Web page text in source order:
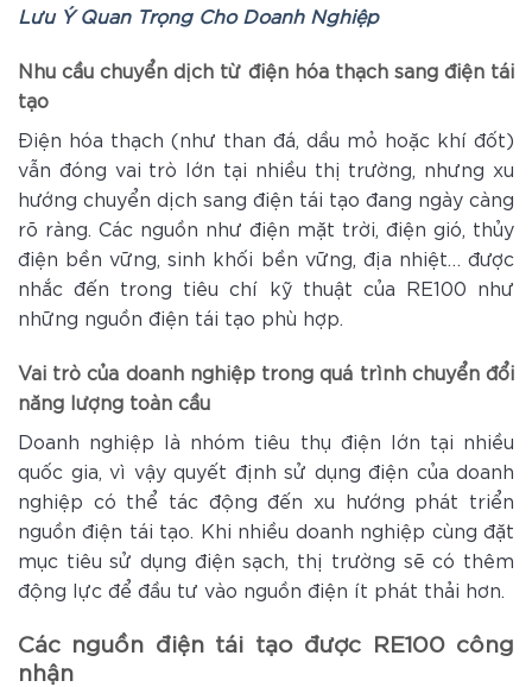
Lưu Ý Quan Trọng Cho Doanh Nghiệp
Nhu cầu chuyển dịch từ điện hóa thạch sang điện tái
tạo
Điện hóa thạch (như than đá, dầu mỏ hoặc khí đốt)
vẫn đóng vai trò lớn tại nhiều thị trường, nhưng xu
hướng chuyển dịch sang điện tái tạo đang ngày càng
rõ ràng. Các nguồn như điện mặt trời, điện gió, thủy
điện bền vững, sinh khối bền vững, địa nhiệt… được
nhắc đến trong tiêu chí kỹ thuật của RE100 như
những nguồn điện tái tạo phù hợp.
Vai trò của doanh nghiệp trong quá trình chuyển đổi
năng lượng toàn cầu
Doanh nghiệp là nhóm tiêu thụ điện lớn tại nhiều
quốc gia, vì vậy quyết định sử dụng điện của doanh
nghiệp có thể tác động đến xu hướng phát triển
nguồn điện tái tạo. Khi nhiều doanh nghiệp cùng đặt
mục tiêu sử dụng điện sạch, thị trường sẽ có thêm
động lực để đầu tư vào nguồn điện ít phát thải hơn.
Các nguồn điện tái tạo được RE100 công
nhận